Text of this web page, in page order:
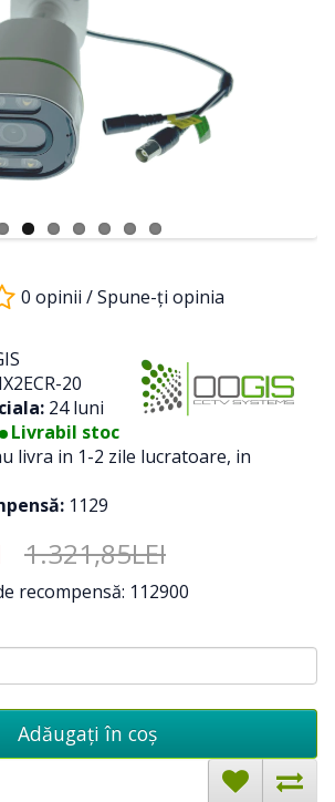
0 opinii /Spune-ţi opinia
20
24 luni
Livrabil stoc
livra in 1-2 zile lucratoare, in
1129
1.321,85LEI
recompensă: 112900
Adăugați în coş